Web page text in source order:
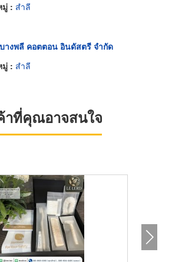
มู่ : สำลี
างพลี คอตตอน อินดัสตรี จำกัด
มู่ : สำลี
าที่คุณอาจสนใจ